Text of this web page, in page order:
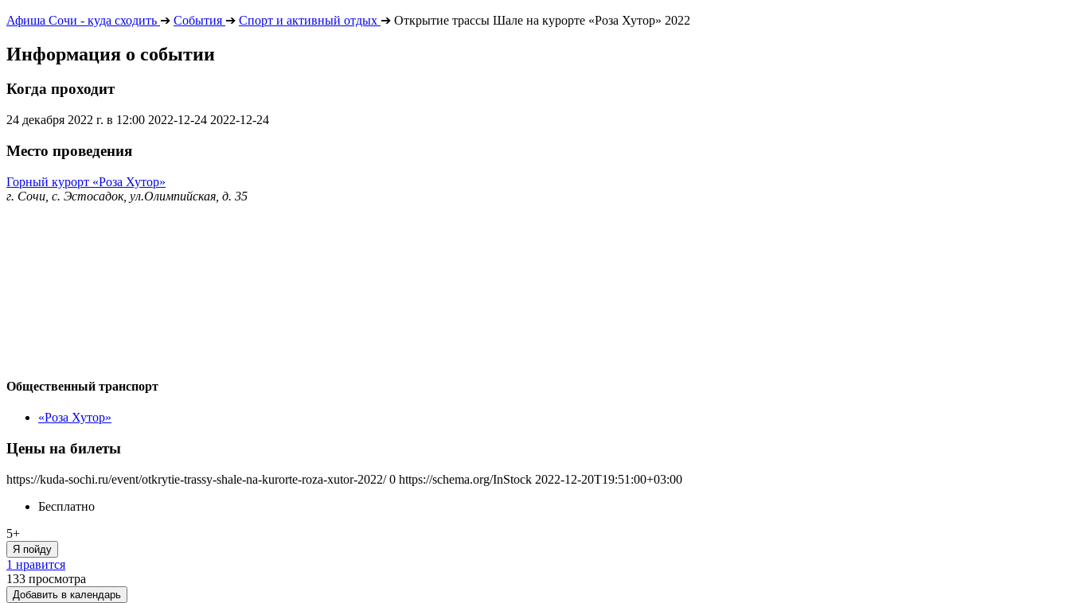
Афиша Сочи - куда сходить ➔ События ➔ Спорт и активный отдых ➔ Открытие трассы Шале на курорте «Роза Хутор» 2022
Информация о событии
Когда проходит
24 декабря 2022 г. в 12:00 2022-12-24 2022-12-24
Место проведения
Горный курорт «Роза Хутор»
г. Сочи, с. Эстосадок, ул.Олимпийская, д. 35
Общественный транспорт
«Роза Хутор»
Цены на билеты
https://kuda-sochi.ru/event/otkrytie-trassy-shale-na-kurorte-roza-xutor-2022/ 0 https://schema.org/InStock 2022-12-20T19:51:00+03:00
Бесплатно
5+
Я пойду
1 нравится
133 просмотра
Добавить в календарь